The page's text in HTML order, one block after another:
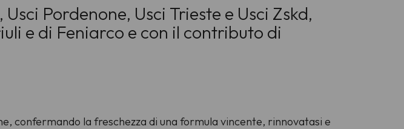
Pordenone, Usci Trieste e Usci Zskd,
e di Feniarco e con il contributo di
confermando la freschezza di una formula vincente, rinnovatasi e